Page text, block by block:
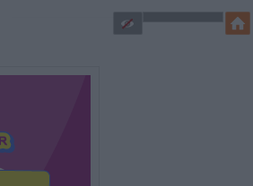
SÜTI BEÁLLÍTÁSOK MÓDOSÍTÁSA